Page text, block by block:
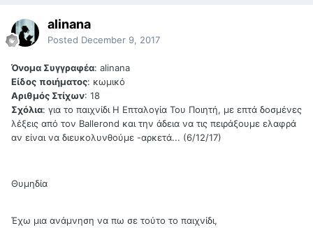
alinana
Posted December 9, 2017
Όνομα Συγγραφέα: alinana
Είδος ποιήματος: κωμικό
Αριθμός Στίχων: 18
Σχόλια: για το παιχνίδι Η Επταλογία Του Ποιητή, με επτά δοσμένες
λέξεις από τον Ballerond και την άδεια να τις πειράξουμε ελαφρά
αν είναι να διευκολυνθούμε -αρκετά... (6/12/17)
Θυμηδία
Έχω μια ανάμνηση να πω σε τούτο το παιχνίδι,